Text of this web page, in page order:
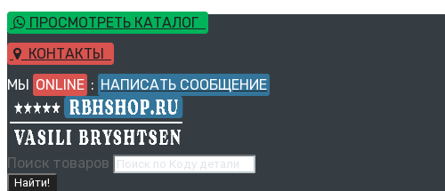
ПРОСМОТРЕТЬ КАТАЛОГ
КОНТАКТЫ
МЫ ONLINE : НАПИСАТЬ СООБЩЕНИЕ
Поиск товаров
Найти!